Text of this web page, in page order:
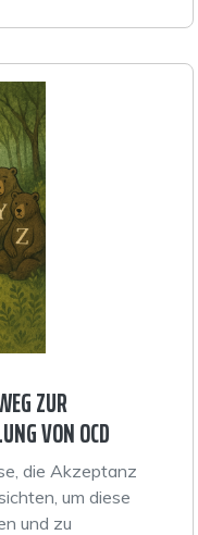
ZUR
VON OCD
die Akzeptanz
um diese
und zu